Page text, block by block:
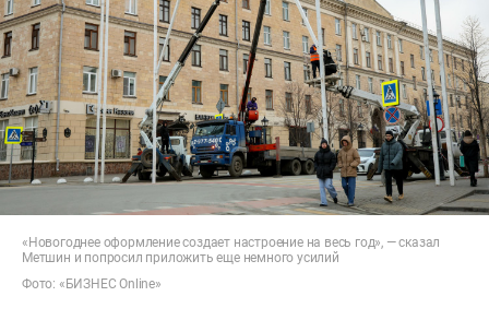
«Новогоднее оформление создает настроение на весь год», — сказал
Метшин и попросил приложить еще немного усилий
Фото: «БИЗНЕС Online»